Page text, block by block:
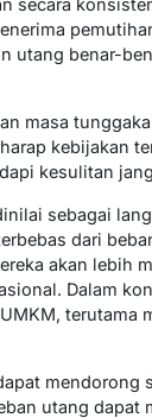
secara
utang benar-
masa
kebijakan
kesulitan
sebagai
dari
akan lebih
Dalam
utang